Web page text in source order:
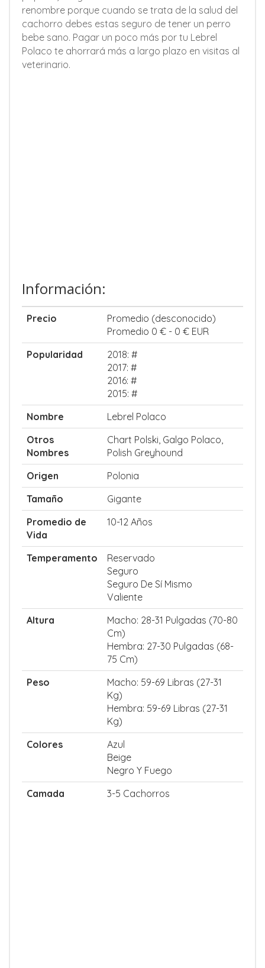
renombre porque cuando se trata de la salud del
cachorro debes estas seguro de tener un perro
bebe sano. Pagar un poco más por tu Lebrel
Polaco te ahorrará más a largo plazo en visitas al
veterinario.
Información:
Precio
Promedio (desconocido)
Promedio 0 € - 0 € EUR
Popularidad
2018: #
2017: #
2016: #
2015: #
Nombre
Lebrel Polaco
Otros
Nombres
Chart Polski, Galgo Polaco,
Polish Greyhound
Origen
Polonia
Tamaño
Gigante
Promedio de
Vida
10-12 Años
Temperamento
Reservado
Seguro
Seguro De Sí Mismo
Valiente
Altura
Macho: 28-31 Pulgadas (70-80
Cm)
Hembra: 27-30 Pulgadas (68-
75 Cm)
Peso
Macho: 59-69 Libras (27-31
Kg)
Hembra: 59-69 Libras (27-31
Kg)
Colores
Azul
Beige
Negro Y Fuego
Camada
3-5 Cachorros